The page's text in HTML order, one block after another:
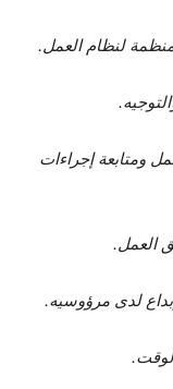
لنظام العمل.
ومتابعة إجراءات
العمل.
لدى مرؤوسيه.